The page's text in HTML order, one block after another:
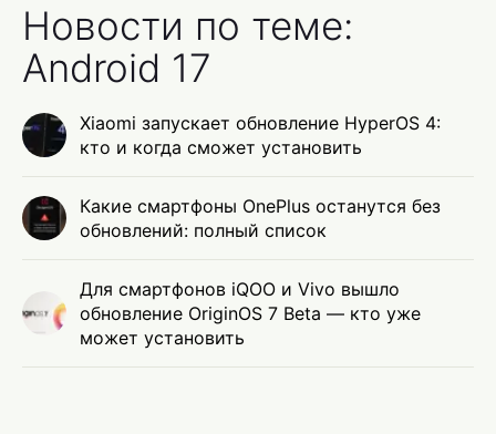
Новости по теме:
Android 17
Xiaomi запускает обновление HyperOS 4:
кто и когда сможет установить
Какие смартфоны OnePlus останутся без
обновлений: полный список
Для смартфонов iQOO и Vivo вышло
обновление OriginOS 7 Beta — кто уже
может установить